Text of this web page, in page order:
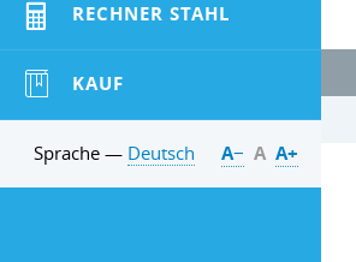
RECHNER STAHL
KAUF
Sprache — Deutsch А− А А+